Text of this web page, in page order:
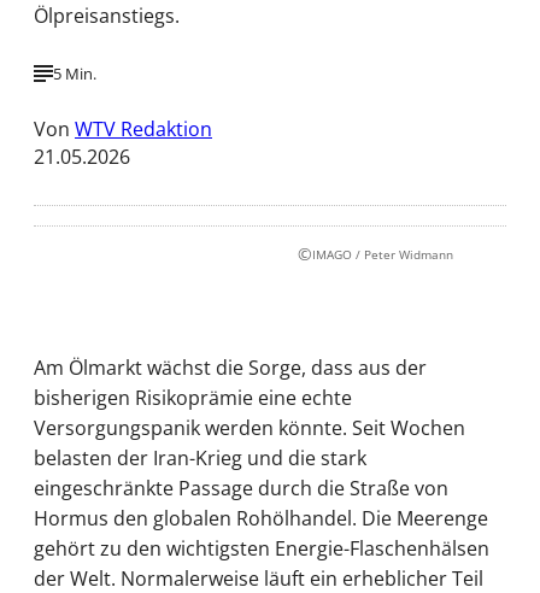
Ölpreisanstiegs.
5 Min.
Von WTV Redaktion
21.05.2026
©IMAGO / Peter Widmann
Am Ölmarkt wächst die Sorge, dass aus der
bisherigen Risikoprämie eine echte
Versorgungspanik werden könnte. Seit Wochen
belasten der Iran-Krieg und die stark
eingeschränkte Passage durch die Straße von
Hormus den globalen Rohölhandel. Die Meerenge
gehört zu den wichtigsten Energie-Flaschenhälsen
der Welt. Normalerweise läuft ein erheblicher Teil